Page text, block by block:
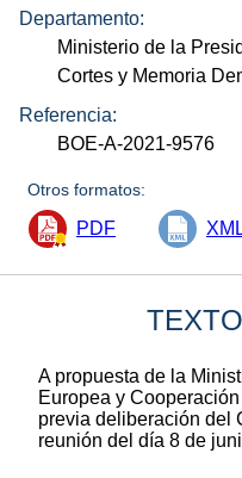
Departamento:
Ministerio de la
Cortes y Memoria
Referencia:
BOE-A-2021-9576
Otros formatos:
PDF
A propuesta de la
Europea y
previa deliberación del
reunión del día 8 de